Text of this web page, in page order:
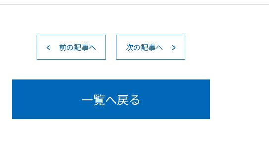
前の記事へ 次の記事へ
一覧へ戻る